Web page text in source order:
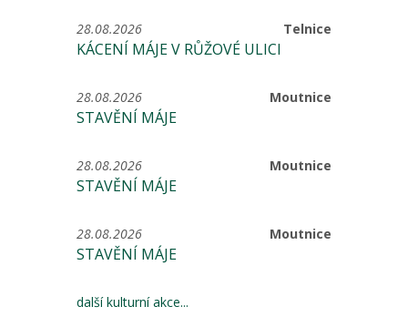
Telnice
28.08.2026
KÁCENÍ MÁJE V RŮŽOVÉ ULICI
Moutnice
28.08.2026
STAVĚNÍ MÁJE
Moutnice
28.08.2026
STAVĚNÍ MÁJE
Moutnice
28.08.2026
STAVĚNÍ MÁJE
další kulturní akce...